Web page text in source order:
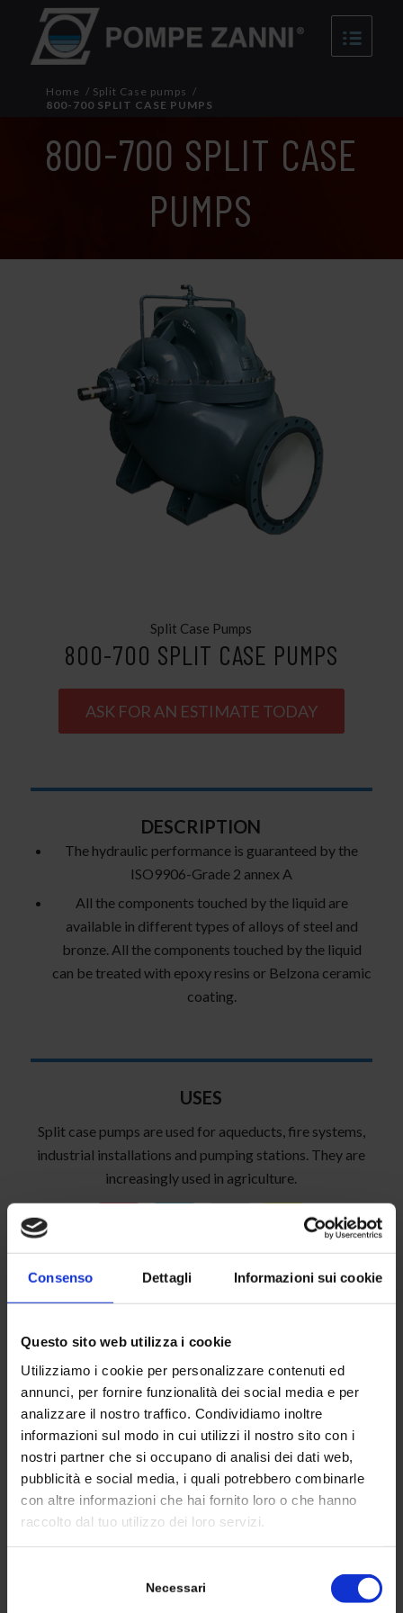
Consenso Dettagli Informazioni sui cookie
Questo sito web utilizza i cookie
Utilizziamo i cookie per personalizzare contenuti ed
annunci, per fornire funzionalità dei social media e per
analizzare il nostro traffico. Condividiamo inoltre
informazioni sul modo in cui utilizzi il nostro sito con i
nostri partner che si occupano di analisi dei dati web,
pubblicità e social media, i quali potrebbero combinarle
con altre informazioni che hai fornito loro o che hanno
raccolto dal tuo utilizzo dei loro servizi.
Necessari
Home / Split Case pumps /
800-700 SPLIT CASE PUMPS
800-700 SPLIT CASE
PUMPS
Split Case Pumps
800-700 SPLIT CASE PUMPS
ASK FOR AN ESTIMATE TODAY
DESCRIPTION
The hydraulic performance is guaranteed by the
ISO9906-Grade 2 annex A
All the components touched by the liquid are
available in different types of alloys of steel and
bronze. All the components touched by the liquid
can be treated with epoxy resins or Belzona ceramic
coating.
USES
Split case pumps are used for aqueducts, fire systems,
industrial installations and pumping stations. They are
increasingly used in agriculture.
STANDARD MATERIALS
Cast-iron pump case, stainless steel shaft, soft shaft
seal, grease lubricated bearings.
DATA
• Max Capacity: 9.500 m3/h
• Max Hydraulic Head: 40 m